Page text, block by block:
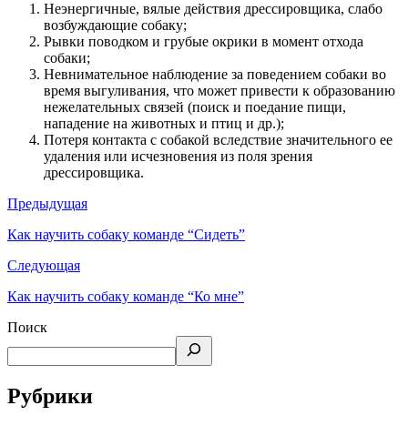
Неэнергичные, вялые действия дрессировщика, слабо
возбуж­дающие собаку;
Рывки поводком и грубые окрики в момент отхода
собаки;
Невнимательное наблюдение за поведением собаки во
время выгуливания, что может привести к образованию
нежелательных связей (поиск и поедание пищи,
нападение на животных и птиц и др.);
Потеря контакта с собакой вследствие значительного ее
уда­ления или исчезновения из поля зрения
дрессировщика.
Предыдущая
Как научить собаку команде “Сидеть”
Следующая
Как научить собаку команде “Ко мне”
Поиск
Рубрики